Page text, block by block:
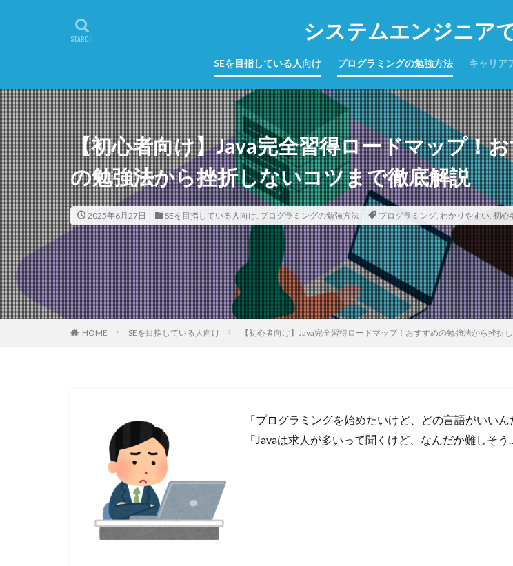
システムエンジニア
SEを目指している人向け プログラミングの勉強方法 キャリア
【初心者向け】Java完全習得ロードマップ！
の勉強法から挫折しないコツまで徹底解説
2025年6月27日 SEを目指している人向け, プログラミングの勉強方法 プログラミング, わかりやすい, 初心
HOME SEを目指している人向け 【初心者向け】Java完全習得ロードマップ！おすすめの勉強法から挫折
「プログラミングを始めたいけど、どの言語がいいん
「Javaは求人が多いって聞くけど、なんだか難しそう